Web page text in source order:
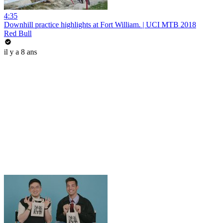
4:35
Downhill practice highlights at Fort William. | UCI MTB 2018
Red Bull
il y a 8 ans